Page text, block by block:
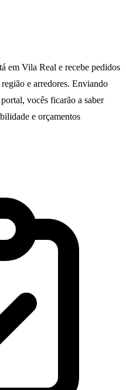
em Vila Real e recebe pedidos
e arredores. Enviando
vocês ficarão a saber
e orçamentos